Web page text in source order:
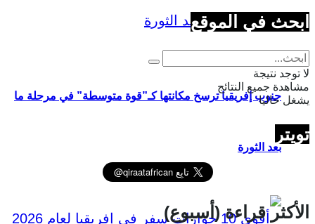
جنوب إفريقيا ترسخ مكانتها كـ”قوة متوسطة” في مرحلة ما
بعد الثورة
ابحث في الموقع
لا توجد نتيجة
مشاهدة جميع النتائج
يشغل حاليا
تويتر
الأكثر قراءة (أسبوع)